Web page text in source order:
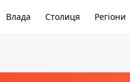
Влада Столиця Регіони